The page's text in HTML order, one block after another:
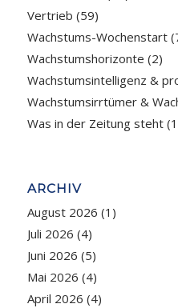
Vertrieb (59)
Wachstums-Wochenstart
Wachstumshorizonte (2)
Wachstumsintelligenz &
Wachstumsirrtümer &
Was in der Zeitung steht
ARCHIV
August 2026 (1)
Juli 2026 (4)
Juni 2026 (5)
Mai 2026 (4)
April 2026 (4)